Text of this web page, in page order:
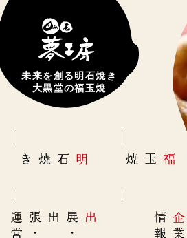
未来を創る明石焼き
大黒堂の福玉焼
明石焼き 福玉焼
出展
・
出張
・
運
営
企
業
情
報